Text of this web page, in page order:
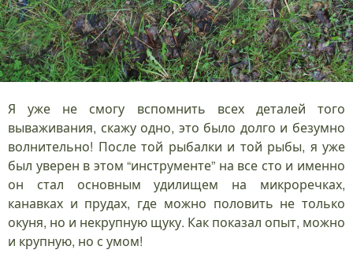
Я уже не смогу вспомнить всех деталей того
вываживания, скажу одно, это было долго и безумно
волнительно! После той рыбалки и той рыбы, я уже
был уверен в этом “инструменте” на все сто и именно
он стал основным удилищем на микроречках,
канавках и прудах, где можно половить не только
окуня, но и некрупную щуку. Как показал опыт, можно
и крупную, но с умом!